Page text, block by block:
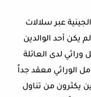
عبر سلالات
يكن أحد الوالدين
لدى العائلة
الوراثي معقد جداً
يكثرون من تناول